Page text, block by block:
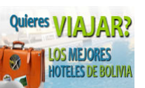
Médicos
Pediátricos